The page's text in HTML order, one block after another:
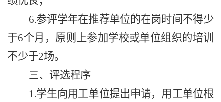
6.参评学年在推荐单位的在岗时间不得少
于6个月，原则上参加学校或单位组织的培训
不少于2场。
三、评选程序
1.学生向用工单位提出申请，用工单位根